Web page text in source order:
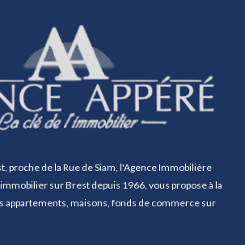
proche de la Rue de Siam, l'Agence Immobilière
sur Brest depuis 1966, vous propose à la
appartements, maisons, fonds de commerce sur